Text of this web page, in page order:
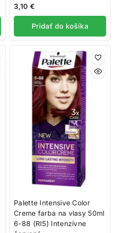
0
z
5
3,10 €
Pridať do košíka
Palette Intensive Color
Creme farba na vlasy 50ml
6-88 (RI5) Intenzívne